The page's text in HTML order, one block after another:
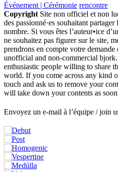
Événement | Cérémonie rencontre
Copyright Site non officiel et non
des passionné·es souhaitant
nombre. Si vous êtes l’auteur•ice
ne souhaitez pas figurer sur le site,
prendrons en compte votre
unofficial and non-commercial
enthusiastic people willing to share
world. If you come across any kind
touch and ask us to remove your
will take down your contents as
Envoyez un e-mail à l’équipe / join